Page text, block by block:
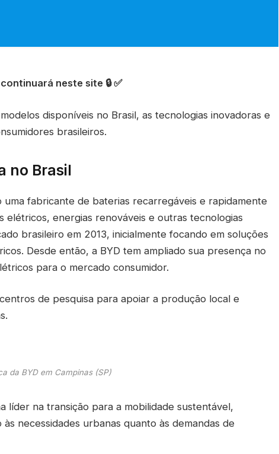
neste site 🔒 ✅
disponíveis no Brasil, as tecnologias inovadoras e
brasileiros.
no Brasil
uma fabricante de baterias recarregáveis e rapidamente
energias renováveis e outras tecnologias
brasileiro em 2013, inicialmente focando em soluções
Desde então, a BYD tem ampliado sua presença no
para o mercado consumidor.
de pesquisa para apoiar a produção local e
da BYD em Campinas (SP)
líder na transição para a mobilidade sustentável,
necessidades urbanas quanto às demandas de